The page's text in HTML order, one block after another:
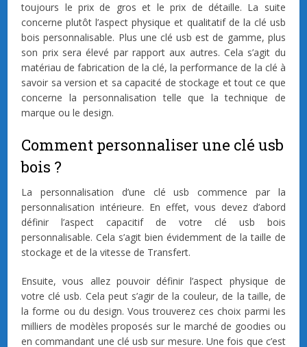
toujours le prix de gros et le prix de détaille. La suite
concerne plutôt l’aspect physique et qualitatif de la clé usb
bois personnalisable. Plus une clé usb est de gamme, plus
son prix sera élevé par rapport aux autres. Cela s’agit du
matériau de fabrication de la clé, la performance de la clé à
savoir sa version et sa capacité de stockage et tout ce que
concerne la personnalisation telle que la technique de
marque ou le design.
Comment personnaliser une clé usb
bois ?
La personnalisation d’une clé usb commence par la
personnalisation intérieure. En effet, vous devez d’abord
définir l’aspect capacitif de votre clé usb bois
personnalisable. Cela s’agit bien évidemment de la taille de
stockage et de la vitesse de Transfert.
Ensuite, vous allez pouvoir définir l’aspect physique de
votre clé usb. Cela peut s’agir de la couleur, de la taille, de
la forme ou du design. Vous trouverez ces choix parmi les
milliers de modèles proposés sur le marché de goodies ou
en commandant une clé usb sur mesure. Une fois que c’est